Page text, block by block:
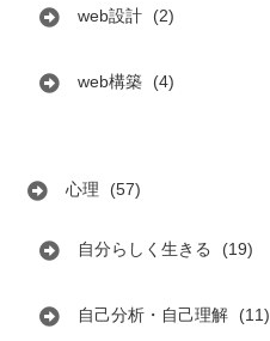
web設計 (2)
web構築 (4)
心理 (57)
自分らしく生きる (19)
自己分析・自己理解 (11)